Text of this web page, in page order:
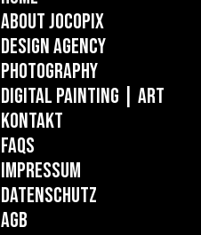
About Jocopix
Design Agency
Photography
Digital Painting | ART
Kontakt
FAQs
Impressum
Datenschutz
AGB